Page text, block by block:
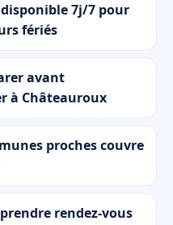
7j/7 pour
fériés
avant
à Châteauroux
proches couvre
rendez-vous